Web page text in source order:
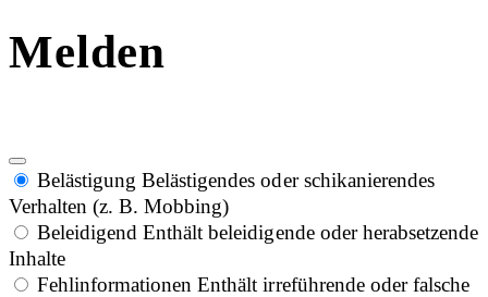
Melden
Belästigung Belästigendes oder schikanierendes
Verhalten (z. B. Mobbing)
Beleidigend Enthält beleidigende oder herabsetzende
Inhalte
Fehlinformationen Enthält irreführende oder falsche